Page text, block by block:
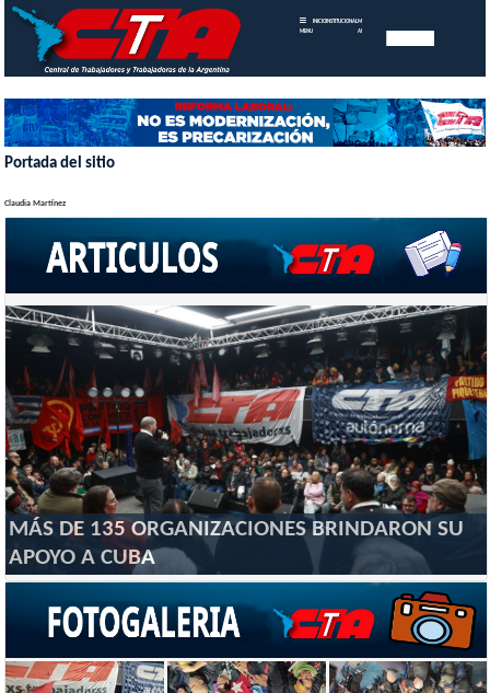
MENU
INICIOINSTITUCIONAL MEMORIAS
ANUALES
Portada del sitio
Claudia Martínez
MÁS DE 135 ORGANIZACIONES BRINDARON SU
APOYO A CUBA